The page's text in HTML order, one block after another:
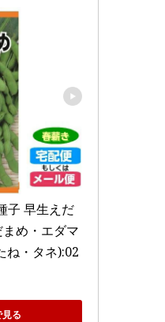
子 早生えだ
め・エダマ
ね・タネ):02
る